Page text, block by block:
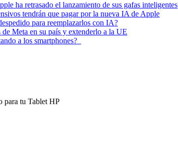
ha retrasado el lanzamiento de sus gafas inteligentes
tendrán que pagar por la nueva IA de Apple
para reemplazarlos con IA?
Meta en su país y extenderlo a la UE
a los smartphones?
para tu Tablet HP